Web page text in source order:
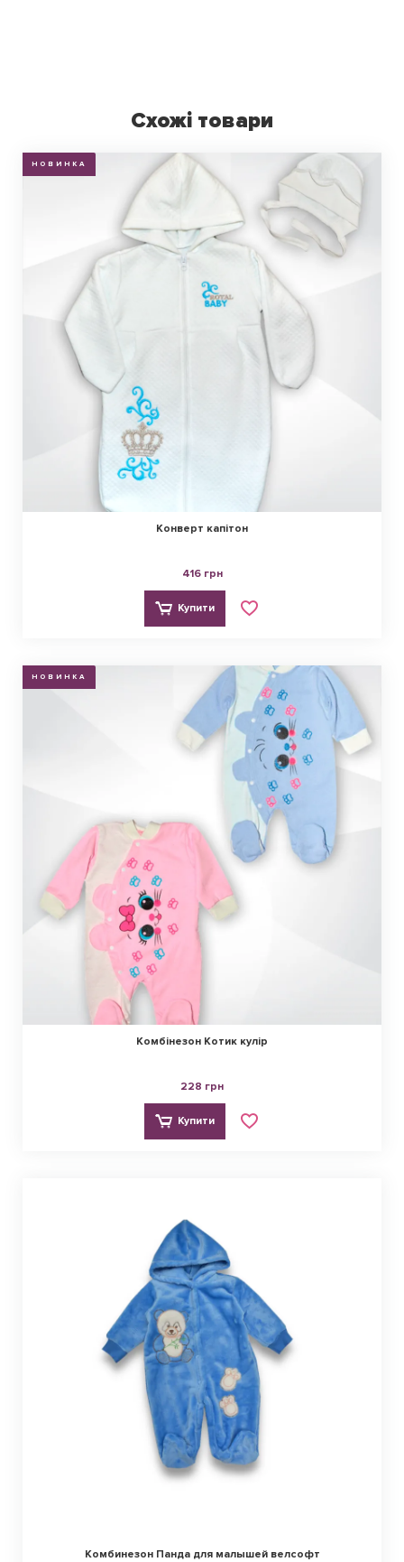
Схожі товари
НОВИНКА
Конверт капітон
416 грн
Купити
НОВИНКА
Комбінезон Котик кулір
228 грн
Купити
Комбинезон Панда для малышей велсофт